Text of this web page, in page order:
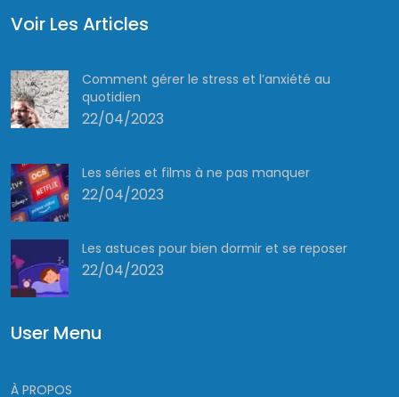
Voir Les Articles
Comment gérer le stress et l’anxiété au
quotidien
22/04/2023
Les séries et films à ne pas manquer
22/04/2023
Les astuces pour bien dormir et se reposer
22/04/2023
User Menu
À PROPOS